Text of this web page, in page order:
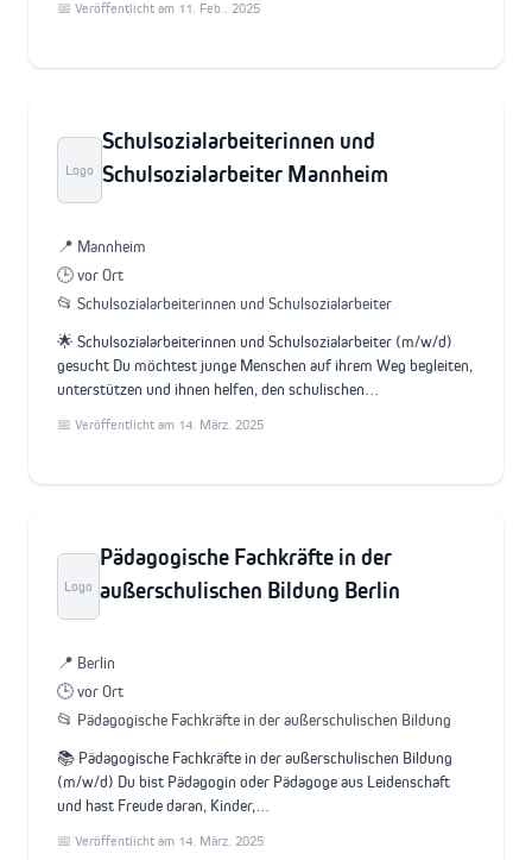
📅 Veröffentlicht am 11. Feb.. 2025
Logo
Schulsozialarbeiterinnen und
Schulsozialarbeiter Mannheim
📍 Mannheim
🕒 vor Ort
📂 Schulsozialarbeiterinnen und Schulsozialarbeiter
🌟 Schulsozialarbeiterinnen und Schulsozialarbeiter (m/w/d)
gesucht Du möchtest junge Menschen auf ihrem Weg begleiten,
unterstützen und ihnen helfen, den schulischen…
📅 Veröffentlicht am 14. März. 2025
Logo
Pädagogische Fachkräfte in der
außerschulischen Bildung Berlin
📍 Berlin
🕒 vor Ort
📂 Pädagogische Fachkräfte in der außerschulischen Bildung
📚 Pädagogische Fachkräfte in der außerschulischen Bildung
(m/w/d) Du bist Pädagogin oder Pädagoge aus Leidenschaft
und hast Freude daran, Kinder,…
📅 Veröffentlicht am 14. März. 2025